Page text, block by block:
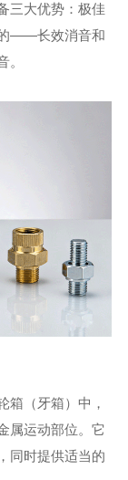
三大优势：极佳
的——长效消音和
。
箱（牙箱）中，
属运动部位。它
同时提供适当的